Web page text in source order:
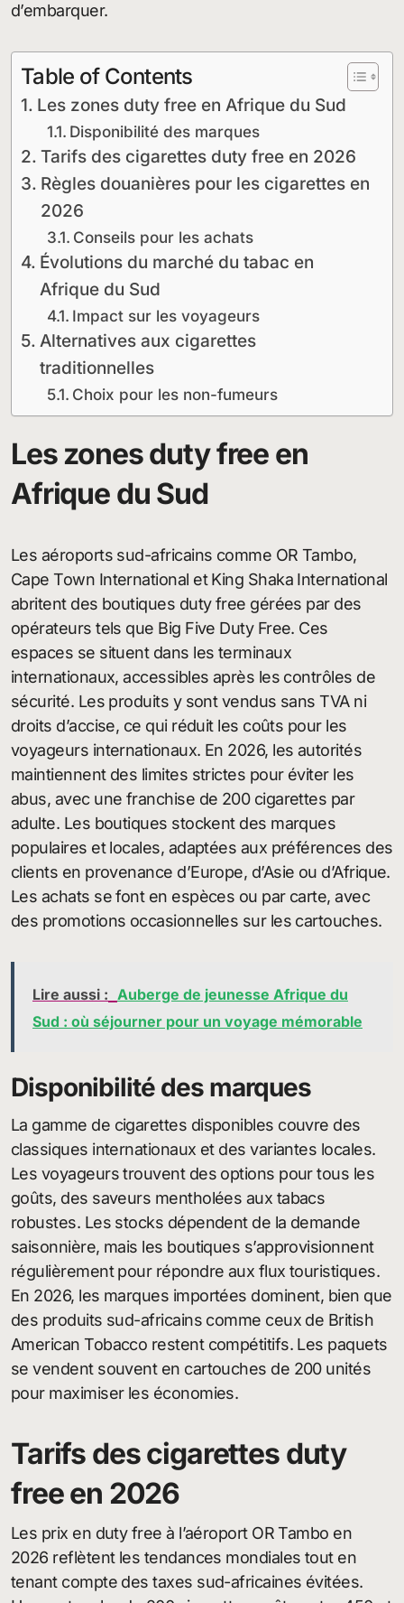
d’embarquer.
Table of Contents
Les zones duty free en Afrique du Sud
Disponibilité des marques
Tarifs des cigarettes duty free en 2026
Règles douanières pour les cigarettes en
2026
Conseils pour les achats
Évolutions du marché du tabac en
Afrique du Sud
Impact sur les voyageurs
Alternatives aux cigarettes
traditionnelles
Choix pour les non-fumeurs
Les zones duty free en
Afrique du Sud
Les aéroports sud-africains comme OR Tambo,
Cape Town International et King Shaka International
abritent des boutiques duty free gérées par des
opérateurs tels que Big Five Duty Free. Ces
espaces se situent dans les terminaux
internationaux, accessibles après les contrôles de
sécurité. Les produits y sont vendus sans TVA ni
droits d’accise, ce qui réduit les coûts pour les
voyageurs internationaux. En 2026, les autorités
maintiennent des limites strictes pour éviter les
abus, avec une franchise de 200 cigarettes par
adulte. Les boutiques stockent des marques
populaires et locales, adaptées aux préférences des
clients en provenance d’Europe, d’Asie ou d’Afrique.
Les achats se font en espèces ou par carte, avec
des promotions occasionnelles sur les cartouches.
Lire aussi : Auberge de jeunesse Afrique du
Sud : où séjourner pour un voyage mémorable
Disponibilité des marques
La gamme de cigarettes disponibles couvre des
classiques internationaux et des variantes locales.
Les voyageurs trouvent des options pour tous les
goûts, des saveurs mentholées aux tabacs
robustes. Les stocks dépendent de la demande
saisonnière, mais les boutiques s’approvisionnent
régulièrement pour répondre aux flux touristiques.
En 2026, les marques importées dominent, bien que
des produits sud-africains comme ceux de British
American Tobacco restent compétitifs. Les paquets
se vendent souvent en cartouches de 200 unités
pour maximiser les économies.
Tarifs des cigarettes duty
free en 2026
Les prix en duty free à l’aéroport OR Tambo en
2026 reflètent les tendances mondiales tout en
tenant compte des taxes sud-africaines évitées.